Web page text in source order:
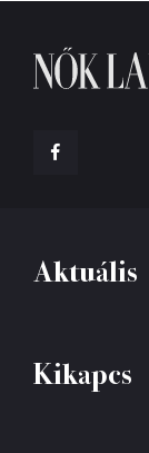
Aktuális
Kikapcs